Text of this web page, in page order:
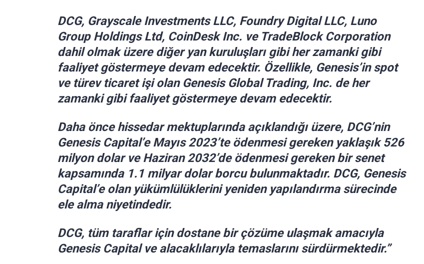
DCG, Grayscale Investments LLC, Foundry Digital LLC, Luno
Group Holdings Ltd, CoinDesk Inc. ve TradeBlock Corporation
dahil olmak üzere diğer yan kuruluşları gibi her zamanki gibi
faaliyet göstermeye devam edecektir. Özellikle, Genesis’in spot
ve türev ticaret işi olan Genesis Global Trading, Inc. de her
zamanki gibi faaliyet göstermeye devam edecektir.
Daha önce hissedar mektuplarında açıklandığı üzere, DCG’nin
Genesis Capital’e Mayıs 2023’te ödenmesi gereken yaklaşık 526
milyon dolar ve Haziran 2032’de ödenmesi gereken bir senet
kapsamında 1.1 milyar dolar borcu bulunmaktadır. DCG, Genesis
Capital’e olan yükümlülüklerini yeniden yapılandırma sürecinde
ele alma niyetindedir.
DCG, tüm taraflar için dostane bir çözüme ulaşmak amacıyla
Genesis Capital ve alacaklılarıyla temaslarını sürdürmektedir.”